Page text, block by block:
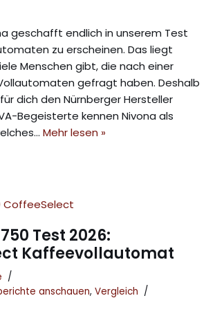
geschafft endlich in unserem Test
zu erscheinen. Das liegt
Menschen gibt, die nach einer
gefragt haben. Deshalb
dich den Nürnberger Hersteller
Begeisterte kennen Nivona als
Mehr lesen »
Test 2026:
Kaffeevollautomat
anschauen, Vergleich